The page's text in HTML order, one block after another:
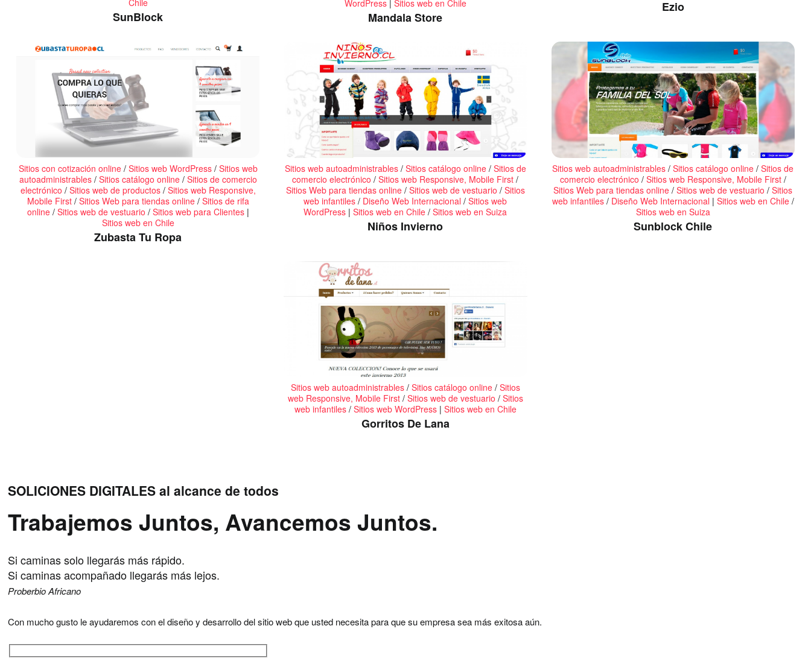
SunBlock
WordPress| Sitios web en Chile
Mandala Store
Ezio
Sitios con cotización online/ Sitios web WordPress/ Sitios web
autoadministrables/ Sitios catálogo online/ Sitios de comercio
electrónico / Sitios web de productos/ Sitios web Responsive,
Mobile First/ Sitios Web para tiendas online/ Sitios de rifa
online/ Sitios web de vestuario / Sitios web para Clientes|
Sitios web en Chile
Zubasta Tu Ropa
Sitios web autoadministrables/ Sitios catálogo online/ Sitios de
comercio electrónico /Sitios web Responsive, Mobile First /
Sitios Web para tiendas online/ Sitios web de vestuario / Sitios
web infantiles / Diseño Web Internacional /Sitios web
WordPress |Sitios web en Chile /Sitios web en Suiza
Niños Invierno
Sitios web autoadministrables /Sitios catálogo online /Sitios de
comercio electrónico / Sitios web Responsive, Mobile First/
Sitios Web para tiendas online /Sitios web de vestuario /Sitios
web infantiles/ Diseño Web Internacional | Sitios web en Chile/
Sitios web en Suiza
Sunblock Chile
Sitios web autoadministrables/ Sitios catálogo online/ Sitios
web Responsive, Mobile First/ Sitios web de vestuario / Sitios
web infantiles/ Sitios web WordPress| Sitios web en Chile
Gorritos De Lana
SOLICIONES DIGITALES al alcance de todos
Trabajemos Juntos, Avancemos Juntos.
Si caminas solo llegarás más rápido.
Si caminas acompañado llegarás más lejos.
Proberbio Africano
Con mucho gusto le ayudaremos con el diseño y desarrollo del sitio web que usted necesita para que su empresa sea más exitosa aún.